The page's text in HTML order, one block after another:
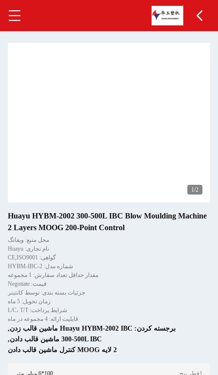
1/2
Huayu HYBM-2002 300-500L IBC Blow Moulding Machine
2 Layers MOOG 200-Point Control
محل منبع: ویفانگ
نام تجاری: Huayu
گواهی: CE,ISO9001
شماره مدل: HYBM-IBC-2
مقدار حداقل تعداد سفارش: 1 مجموعه
قیمت: Negotiate
جزئیات بسته بندی: توسط کانتینر
زمان تحویل: 5 ماه
شرایط پرداخت: L/C، T/T
قابلیت ارائه: 4 مجموعه در ماه
برجسته کردن: Huayu HYBM-2002 IBC ماشین قالب زدن
,
300-500L IBC ماشین قالب دادن
,
2 لایه MOOG کنترل ماشین قالب دادن
1قطر پیچ: 100*6 میلی متر